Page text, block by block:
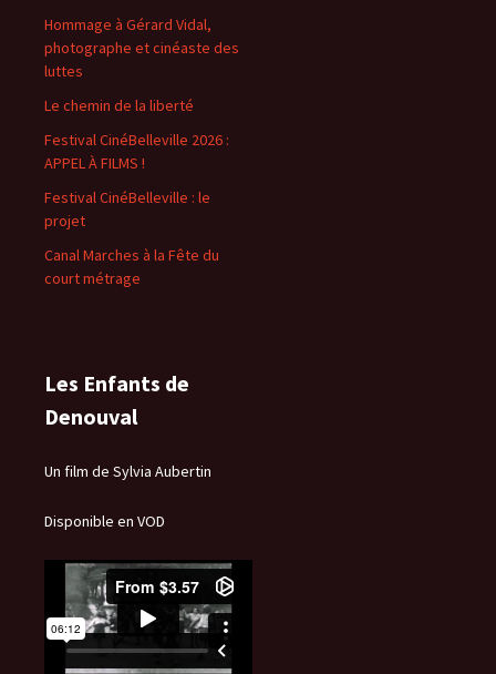
Hommage à Gérard Vidal,
photographe et cinéaste des
luttes
Le chemin de la liberté
Festival CinéBelleville 2026 :
APPEL À FILMS !
Festival CinéBelleville : le
projet
Canal Marches à la Fête du
court métrage
Les Enfants de
Denouval
Un film de Sylvia Aubertin
Disponible en VOD